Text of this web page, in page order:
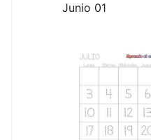
Junio 01